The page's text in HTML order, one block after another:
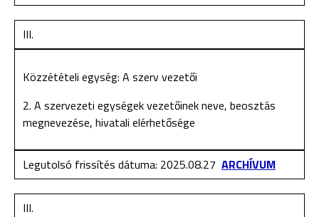
III.
Közzétételi egység: A szerv vezetői
2. A szervezeti egységek vezetőinek neve, beosztás
megnevezése, hivatali elérhetősége
Legutolsó frissítés dátuma: 2025.08.27 ARCHÍVUM
III.